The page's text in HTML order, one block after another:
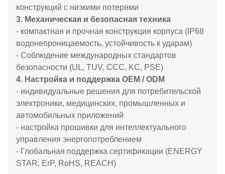
конструкций с низкими потерями
3. Механическая и безопасная техника
- компактная и прочная конструкция корпуса (IP68
водонепроницаемость, устойчивость к ударам)
- Соблюдение международных стандартов
безопасности (UL, TUV, CCC, KC, PSE)
4. Настройка и поддержка OEM / ODM
- индивидуальные решения для потребительской
электроники, медицинских, промышленных и
автомобильных приложений
- настройка прошивки для интеллектуального
управления энергопотреблением
- Глобальная поддержка сертификации (ENERGY
STAR, ErP, RoHS, REACH)